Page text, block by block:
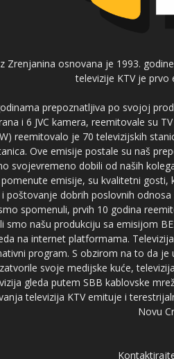
Zrenjanina osnovana je 1993.
televizije KTV je prvo
prepoznatljiva po svojoj
i 6 JVC kamera, reemitovale su
reemitovalo je 70 televizijskih
Ove emisije postale su naš
svojevremeno dobili od naših
emisije, su kvalitetni
poštovanje dobrih poslovnih
spomenuli, prvih 10 godina
smo našu produkciju sa emisijom
na internet platformama.
program. S obzirom na to da
svoje medijske kuće,
gleda putem SBB kablovske
televizija KTV emituje i
Novu